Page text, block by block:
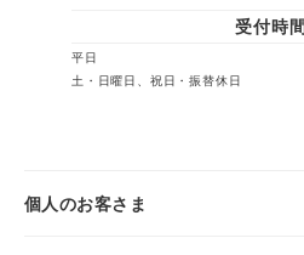
受付時間
平日
土・日曜日、祝日・振替休日
個人のお客さま